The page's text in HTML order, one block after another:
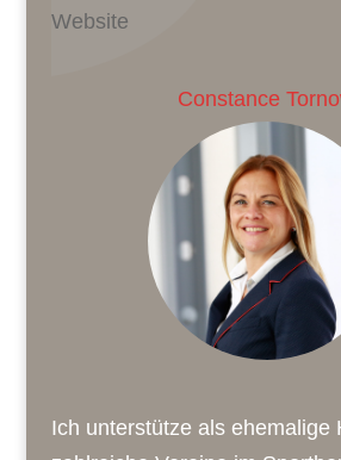
Website
Constance
Ich unterstütze als ehemalige